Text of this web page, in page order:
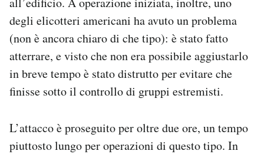
degli elicotteri americani ha avuto un problema
(non è ancora chiaro di che tipo): è stato fatto
atterrare, e visto che non era possibile aggiustarlo
in breve tempo è stato distrutto per evitare che
finisse sotto il controllo di gruppi estremisti.
L’attacco è proseguito per oltre due ore, un tempo
piuttosto lungo per operazioni di questo tipo. In